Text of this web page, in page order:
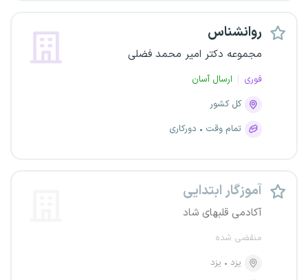
روانشناس
مجموعه دکتر امیر محمد فضلی
فوری
ارسال آسان
کل کشور
تمام وقت
دورکاری
آموزگار ابتدایی
آکادمی قلبهای شاد
منقضی شده
یزد
یزد